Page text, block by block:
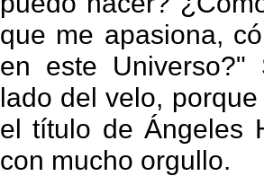
que me apasiona,
en este Universo?"
lado del velo,
el título de Ángeles
con mucho orgullo.